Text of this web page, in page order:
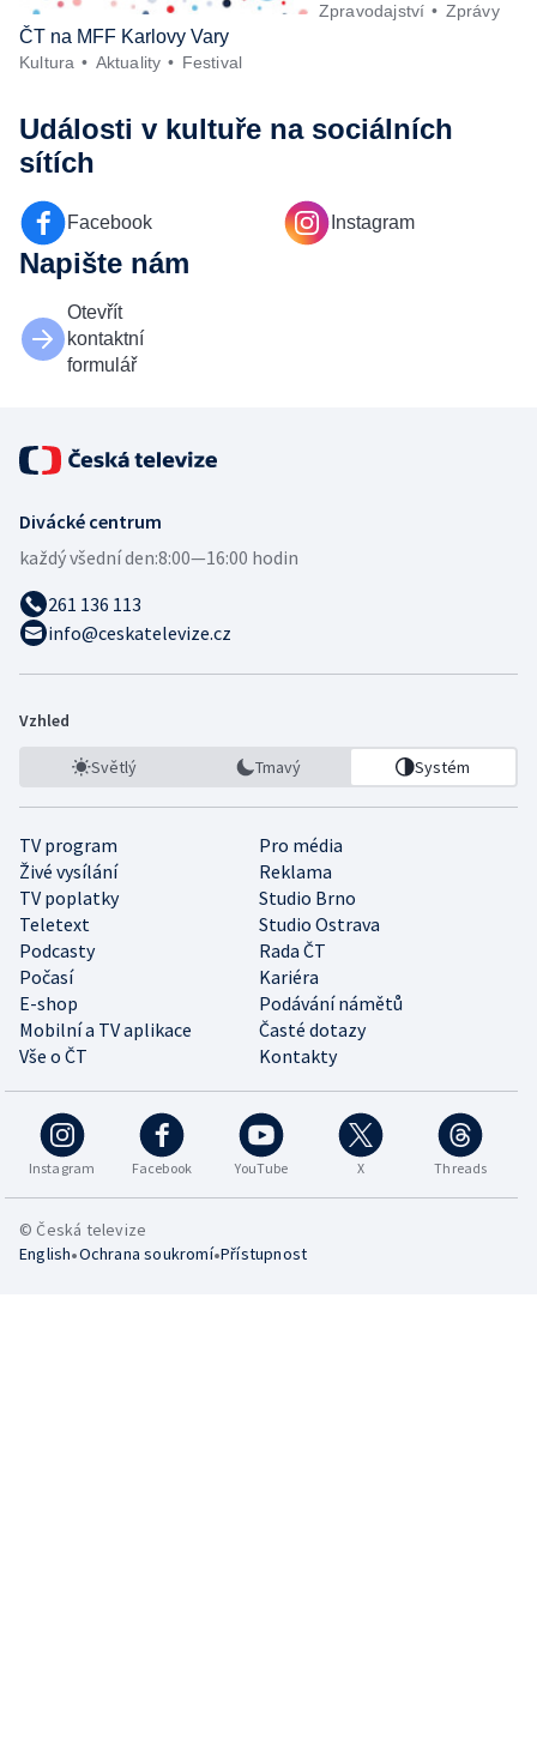
ČT na MFF Karlovy Vary
Kultura Aktuality Festival
Zpravodajství Zprávy
Události v kultuře na sociálních
sítích
Facebook Instagram
Napište nám
Otevřít
kontaktní
formulář
Divácké centrum
každý všední den:8:00—16:00 hodin
261 136 113
info@ceskatelevize.cz
Vzhled
Světlý Tmavý Systém
TV program
Pro média
Živé vysílání
Reklama
TV poplatky
Studio Brno
Teletext
Studio Ostrava
Podcasty
Rada ČT
Počasí
Kariéra
E-shop
Podávání námětů
Mobilní a TV aplikace
Časté dotazy
Vše o ČT
Kontakty
Instagram Facebook YouTube X Threads
© Česká televize
English•Ochrana soukromí•Přístupnost